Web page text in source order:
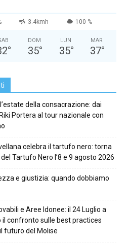
3.4kmh 100 %
°
DOM
35°
LUN
35°
MAR
37°
della consacrazione: dai
Portera al tour nazionale con
celebra il tartufo nero: torna
del Tartufo Nero l’8 e 9 agosto 2026
e giustizia: quando dobbiamo
e Aree Idonee: il 24 Luglio a
il confronto sulle best practices
futuro del Molise